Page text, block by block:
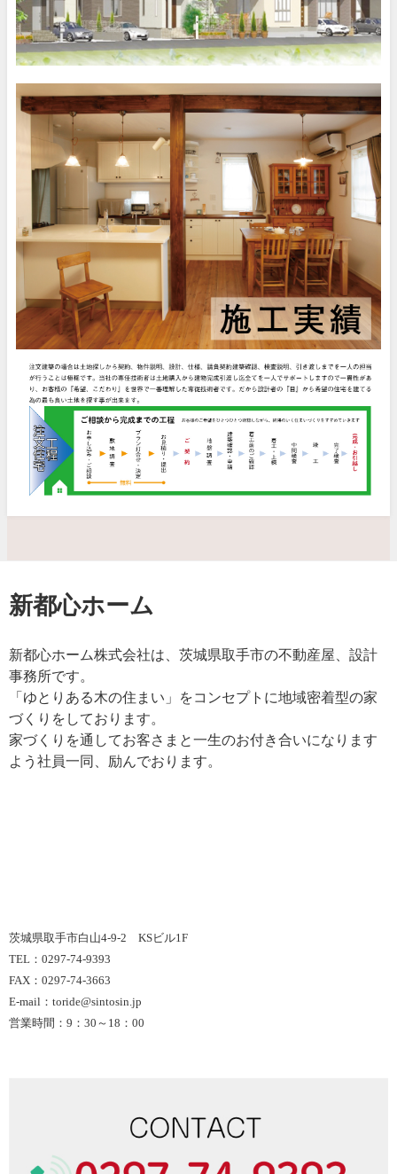
新都心ホーム
新都心ホーム株式会社は、茨城県取手市の不動産屋、設計
事務所です。
「ゆとりある木の住まい」をコンセプトに地域密着型の家
づくりをしております。
家づくりを通してお客さまと一生のお付き合いになります
よう社員一同、励んでおります。
茨城県取手市白山4-9-2 KSビル1F
TEL：0297-74-9393
FAX：0297-74-3663
E-mail：toride@sintosin.jp
営業時間：9：30～18：00